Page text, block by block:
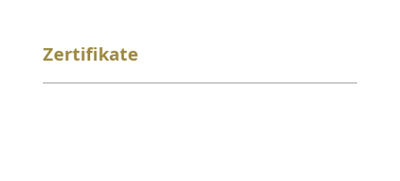
Zertifikate